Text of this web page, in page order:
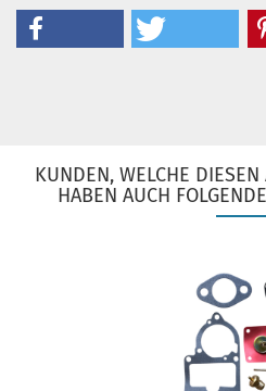
KUNDEN, WELCHE
HABEN AUCH